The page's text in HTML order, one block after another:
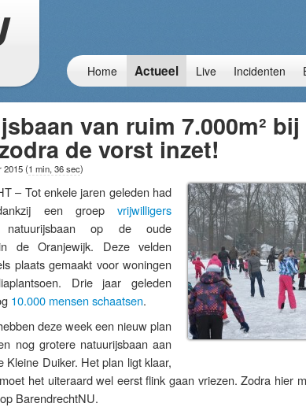
Home Actueel Live Incidenten
van ruim 7.000m²
de vorst inzet!
2015(1 min, 36 sec)
– Tot enkele jaren geleden had
een groep vrijwilligers
op de oude
de Oranjewijk. Deze velden
plaats gemaakt voor woningen
Drie jaar geleden
10.000 mensen schaatsen.
deze week een nieuw plan
nog grotere natuurijsbaan aan
Kleine Duiker. Het plan ligt klaar,
het uiteraard wel eerst flink gaan vriezen. Zodra hier
BarendrechtNU.